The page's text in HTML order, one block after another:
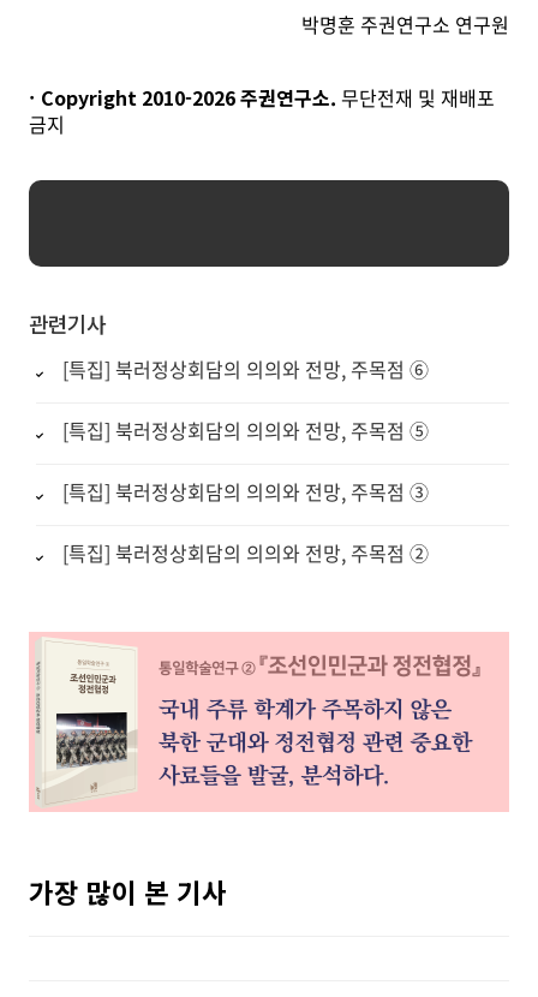
박명훈 주권연구소 연구원
Copyright 2010-2026주권연구소. 무단전재 및 재배포
금지
관련기사
[특집] 북러정상회담의 의의와 전망, 주목점 ⑥
[특집] 북러정상회담의 의의와 전망, 주목점 ⑤
[특집] 북러정상회담의 의의와 전망, 주목점 ③
[특집] 북러정상회담의 의의와 전망, 주목점 ②
가장 많이 본 기사